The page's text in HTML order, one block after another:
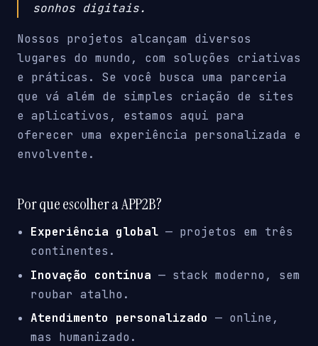
sonhos digitais.
Nossos projetos alcançam diversos
lugares do mundo, com soluções criativas
e práticas. Se você busca uma parceria
que vá além de simples criação de sites
e aplicativos, estamos aqui para
oferecer uma experiência personalizada e
envolvente.
Por que escolher a APP2B?
Experiência global — projetos em três
continentes.
Inovação contínua — stack moderno, sem
roubar atalho.
Atendimento personalizado — online,
mas humanizado.